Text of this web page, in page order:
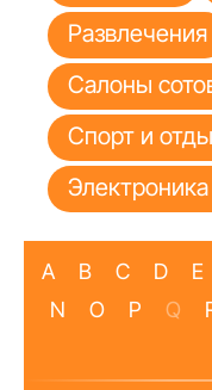
Развлечения
Салоны
Спорт и
A B C D E
N
O P Q